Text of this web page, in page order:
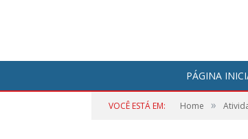
PÁGINA
VOCÊ ESTÁ EM: Home »